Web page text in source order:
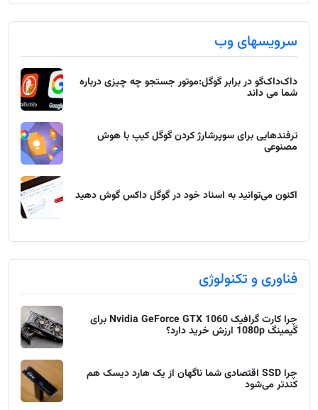
سرویسهای وب
داک‌داک‌گو در برابر گوگل:موتور جستجو چه چیزی درباره
شما می داند
ترفندهایی برای سوپرشارژ کردن گوگل کیپ با هوش
مصنوعی
اکنون می‌توانید به اسناد خود در گوگل داکس گوش دهید
فناوری و تکنولوژی
چرا کارت گرافیک Nvidia GeForce GTX 1060 برای
گیمینگ 1080p ارزش خرید دارد؟
چرا SSD اقتصادی شما ناگهان از یک هارد دیسک هم
کندتر می‌شود